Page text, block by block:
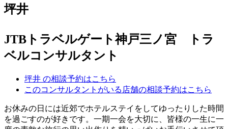
坪井
JTBトラベルゲート神戸三ノ宮 トラ
ベルコンサルタント
坪井 の相談予約はこちら
このコンサルタントがいる店舗の相談予約はこちら
お休みの日には近郊でホテルステイをしてゆったりした時間
を過ごすのが好きです。一期一会を大切に、皆様の一生に一